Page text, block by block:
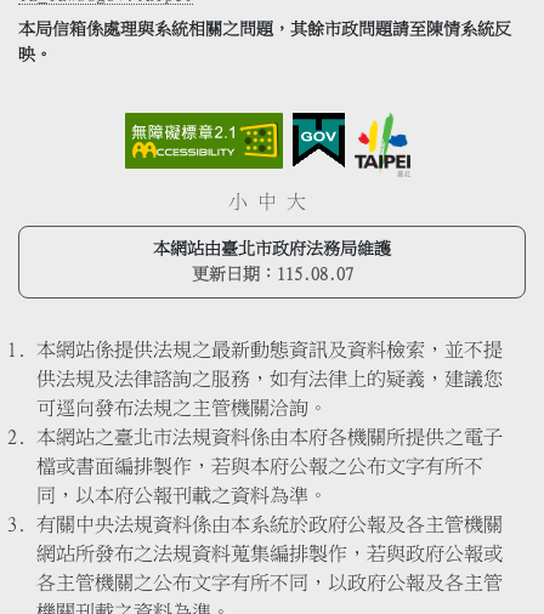
本局信箱係處理與系統相關之問題，其餘市政問題請至陳情系統反
映。
小 中 大
本網站由臺北市政府法務局維護
更新日期： 115.08.07
本網站係提供法規之最新動態資訊及資料檢索，並不提
供法規及法律諮詢之服務，如有法律上的疑義，建議您
可逕向發布法規之主管機關洽詢。
本網站之臺北市法規資料係由本府各機關所提供之電子
檔或書面編排製作，若與本府公報之公布文字有所不
同，以本府公報刊載之資料為準。
有關中央法規資料係由本系統於政府公報及各主管機關
網站所發布之法規資料蒐集編排製作，若與政府公報或
各主管機關之公布文字有所不同，以政府公報及各主管